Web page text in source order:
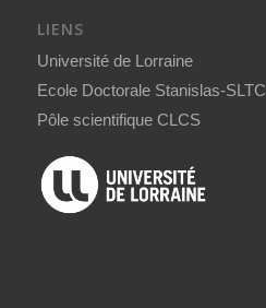
LIENS
Université de Lorraine
Ecole Doctorale Stanislas-SLTC
Pôle scientifique CLCS